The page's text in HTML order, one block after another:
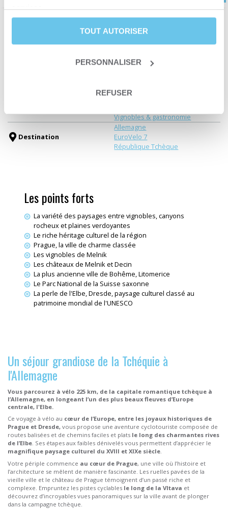
services.
TOUT AUTORISER
PERSONNALISER
REFUSER
Du 25 avril au 20 octobre
Canaux & voies-vertes à vélo
Vignobles & gastronomie
Destination
Allemagne
EuroVelo 7
République Tchèque
Les points forts
La variété des paysages entre vignobles, canyons
rocheux et plaines verdoyantes
Le riche héritage culturel de la région
Prague, la ville de charme classée
Les vignobles de Melnik
Les châteaux de Melnik et Decin
La plus ancienne ville de Bohême, Litomerice
Le Parc National de la Suisse saxonne
La perle de l'Elbe, Dresde, paysage culturel classé au
patrimoine mondial de l'UNESCO
Un séjour grandiose de la Tchéquie à
l'Allemagne
Vous parcourez à vélo 225 km, de la capitale romantique tchèque à
l’Allemagne, en longeant l’un des plus beaux fleuves d’Europe
centrale, l'Elbe.
Ce voyage à vélo au cœur de l’Europe, entre les joyaux historiques de
Prague et Dresde, vous propose une aventure cyclotouriste composée de
routes balisées et de chemins faciles et plats le long des charmantes rives
de l’Elbe. Ses étapes aux faibles dénivelés vous permettent d’apprécier le
magnifique paysage culturel du XVIII et XIXe siècle.
Votre périple commence au cœur de Prague, une ville où l’histoire et
l’architecture se mêlent de manière fascinante. Les ruelles pavées de la
vieille ville et le château de Prague témoignent d’un passé riche et
complexe. Empruntez les pistes cyclables le long de la Vltava et
découvrez d’incroyables vues panoramiques sur la ville avant de plonger
dans la campagne tchèque.